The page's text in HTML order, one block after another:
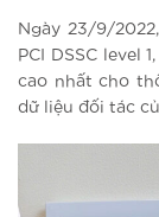
Ngày 23/9/
PCI DSSC level
cao nhất cho
dữ liệu đối tác